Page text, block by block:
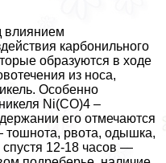
влиянием
карбонильного
образуются в ходе
из носа,
Особенно
Ni(CO)4 –
его отмечаются
рвота, одышка,
12-18 часов —